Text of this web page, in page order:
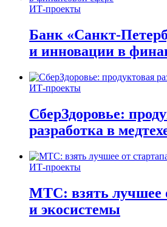
ИТ-проекты
Банк «Санкт-
и инновации в
ИТ-проекты
СберЗдоровье:
разработка в
ИТ-проекты
МТС: взять лучшее
и экосистемы